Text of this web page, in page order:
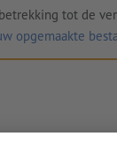
tot de
opgemaakte